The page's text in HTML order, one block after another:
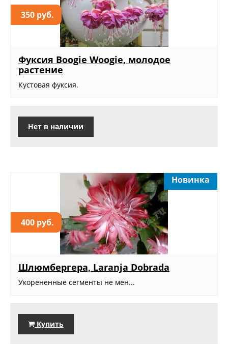
350 руб.
Фуксия Boogie Woogie, молодое
растение
Кустовая фуксия.
Нет в наличии
400 руб.
Новинка
Шлюмбергера, Laranja Dobrada
Укорененные сегменты не мен...
Купить